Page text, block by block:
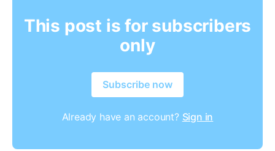
This post is for subscribers
only
Subscribe now
Already have an account? Sign in